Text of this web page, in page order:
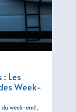
Les
Week-
du week-end